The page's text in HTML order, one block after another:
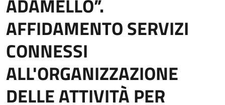
ADAMELLO”.
AFFIDAMENTO SERVIZI
CONNESSI
ALL'ORGANIZZAZIONE
DELLE ATTIVITÀ PER